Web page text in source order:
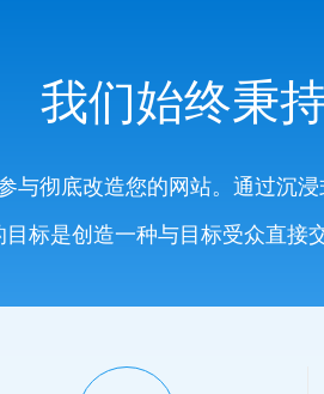
我们始终秉
与彻底改造您的网站。通过沉
目标是创造一种与目标受众直接